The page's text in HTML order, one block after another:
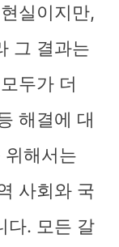
실이지만,
그 결과는
두가 더
해결에 대
위해서는
사회와 국
다. 모든 갈